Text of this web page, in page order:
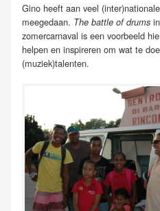
Gino heeft aan veel
meegedaan. The battle of drums
zomercarnaval is een voorbeeld
helpen en inspireren om wat te
(muziek)talenten.